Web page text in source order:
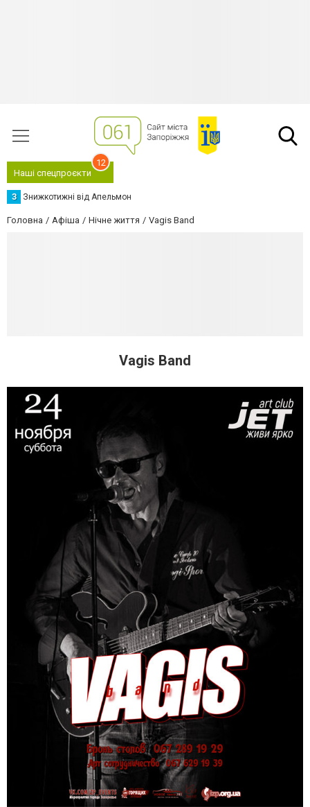
Наші спецпроєкти
12
З Знижкотижні від Апельмон
Головна Афіша Нічне життя Vagis Band
Vagis Band